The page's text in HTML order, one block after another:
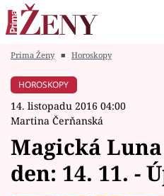
Módní alarm
Témata
Prima Ženy ■ Horoskopy
HOROSKOPY
14. listopadu 2016 04:00
Martina Čerňanská
Magická
den: 14. 11. -